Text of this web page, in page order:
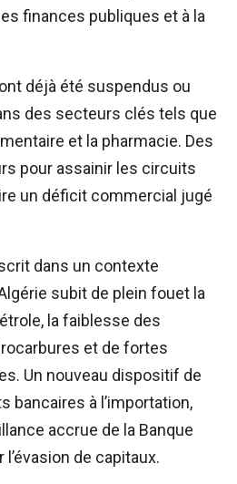
finances publiques et à la
déjà été suspendus ou
des secteurs clés tels que
et la pharmacie. Des
pour assainir les circuits
un déficit commercial jugé
dans un contexte
subit de plein fouet la
la faiblesse des
et de fortes
Un nouveau dispositif de
bancaires à l’importation,
accrue de la Banque
l’évasion de capitaux.